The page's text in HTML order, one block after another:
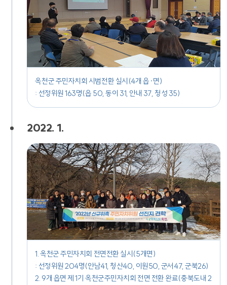
옥천군 주민자치회 시범전환 실시(4개 읍·면)
: 선정위원 163명(읍 50, 동이 31, 안내 37, 청성 35)
2022. 1.
1. 옥천군 주민자치회 전면전환 실시(5개면)
: 선정위원 204명(안남41, 청산40, 이원50, 군서47, 군북26)
2. 9개 읍면 제 1기 옥천군주민자치회 전면 전환 완료(충북도내 2